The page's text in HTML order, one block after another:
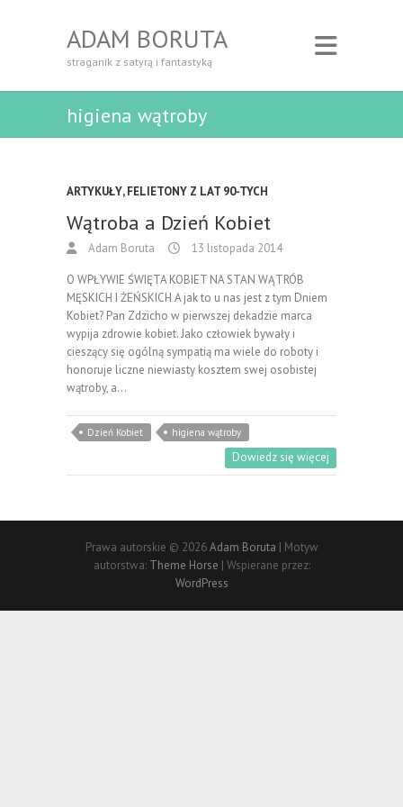
ADAM BORUTA
straganik z satyrą i fantastyką
higiena wątroby
ARTYKUŁY,FELIETONY Z LAT 90-TYCH
Wątroba a Dzień Kobiet
Adam Boruta 13 listopada 2014
O WPŁYWIE ŚWIĘTA KOBIET NA STAN WĄTRÓB
MĘSKICH I ŻEŃSKICH A jak to u nas jest z tym Dniem
Kobiet? Pan Zdzicho w pierwszej dekadzie marca
wypija zdrowie kobiet. Jako człowiek bywały i
cieszący się ogólną sympatią ma wiele do roboty i
honoruje liczne niewiasty kosztem swej osobistej
wątroby, a…
Dzień Kobiet higiena wątroby
Dowiedz się więcej
Prawa autorskie © 2026Adam Boruta | Motyw
autorstwa: Theme Horse | Wspierane przez:
WordPress